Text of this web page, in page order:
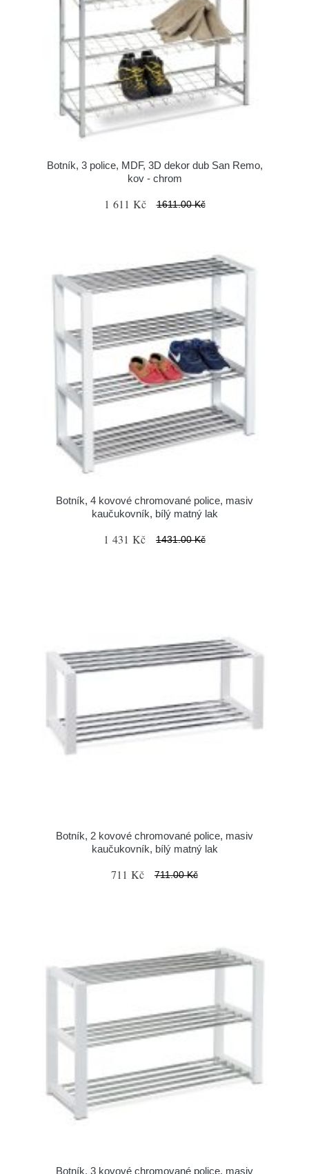
Botník, 3 police, MDF, 3D dekor dub San Remo,
kov - chrom
1 611 Kč 1611.00 Kč
Botník, 4 kovové chromované police, masiv
kaučukovník, bílý matný lak
1 431 Kč 1431.00 Kč
Botník, 2 kovové chromované police, masiv
kaučukovník, bílý matný lak
711 Kč 711.00 Kč
Botník, 3 kovové chromované police, masiv